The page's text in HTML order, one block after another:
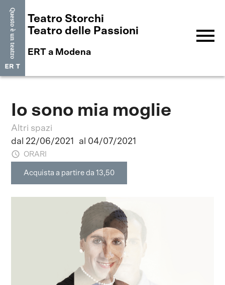
Teatro Storchi
Teatro delle Passioni
ERT a Modena
menu
Io sono mia moglie
Altri spazi
dal 22/06/2021
al 04/07/2021
ORARI
Acquista a partire da 13,50